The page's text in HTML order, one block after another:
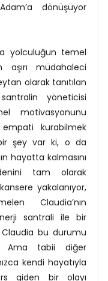
dönüşüyor
yolculuğun temel
aşırı müdahaleci
olarak tanıtılan
yöneticisi
motivasyonunu
empati kurabilmek
şey var ki, o da
hayatta kalmasını
tam olarak
yakalanıyor,
Claudia’nın
santrali ile bir
Claudia bu durumu
Ama tabii diğer
kendi hayatıyla
giden bir olayı